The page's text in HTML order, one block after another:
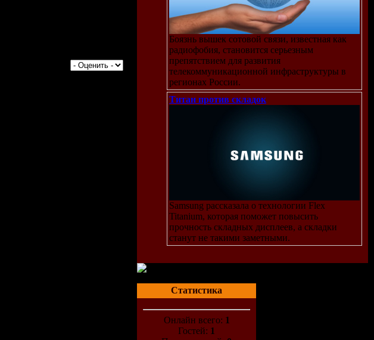
Боязнь вышек сотовой связи, известная как
радиофобия, становится серьезным
препятствием для развития
телекоммуникационной инфраструктуры в
регионах России.
Титан против складок
Samsung рассказала о технологии Flex
Titanium, которая поможет повысить
прочность складных дисплеев, а складки
станут не такими заметными.
Статистика
Онлайн всего: 1
Гостей: 1